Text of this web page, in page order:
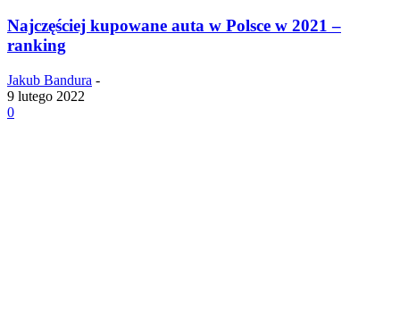
Najczęściej kupowane auta w Polsce w 2021 –
ranking
Jakub Bandura -
9 lutego 2022
0